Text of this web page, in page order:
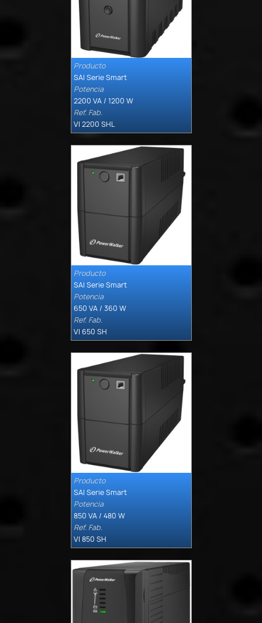

Producto
SAI Serie Smart
Potencia
2200 VA / 1200 W
Ref. Fab.
VI 2200 SHL

Producto
SAI Serie Smart
Potencia
650 VA / 360 W
Ref. Fab.
VI 650 SH

Producto
SAI Serie Smart
Potencia
850 VA / 480 W
Ref. Fab.
VI 850 SH